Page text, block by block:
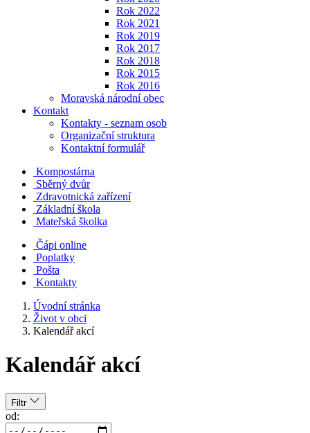
Rok 2022
Rok 2021
Rok 2019
Rok 2017
Rok 2018
Rok 2015
Rok 2016
Moravská národní obec
Kontakt
Kontakty - seznam osob
Organizační struktura
Kontaktní formulář
Kompostárna
Sběrný dvůr
Zdravotnická zařízení
Základní škola
Mateřská školka
Čápi online
Poplatky
Pošta
Kontakty
Úvodní stránka
Život v obci
Kalendář akcí
Kalendář akcí
Filtr
od: